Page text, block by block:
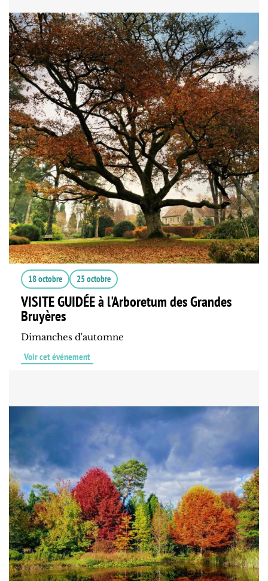
18 octobre 25 octobre
VISITE GUIDÉE à l'Arboretum des Grandes
Bruyères
Dimanches d'automne
Voir cet événement